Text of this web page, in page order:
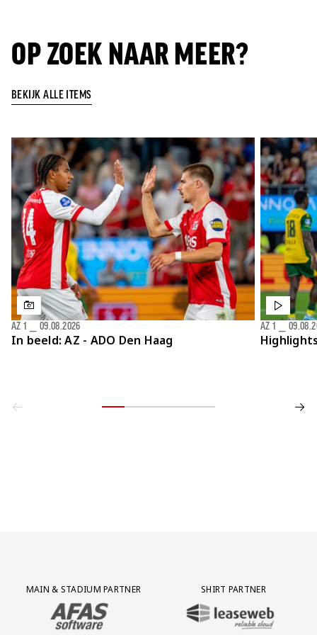
OP ZOEK NAAR MEER?
BEKIJK ALLE ITEMS
In beeld: AZ - ADO Den Haag
AZ 1 09.08.2026 AZ 1
Partner Logos Grid
MAIN & STADIUM PARTNER
BEZOEK ONZE MAIN & STADIUM PARTNER AFAS SOFTWARE
SHIRT PARTNER
BEZOEK ONZE SHIRT PARTNER